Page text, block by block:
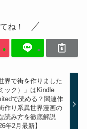
ね！
界で街を作りました
ック）」はKindle
で読める？関連作
作り系異世界漫画の
読み方を徹底解説
年2月最新】